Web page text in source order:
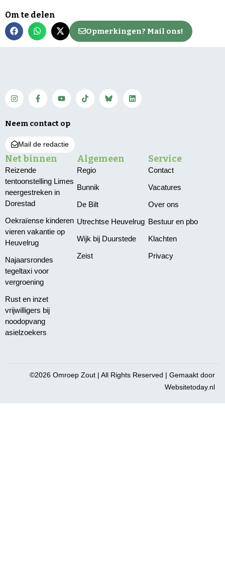
Om te delen
Opmerkingen? Mail ons!
Neem contact op
Mail de redactie
Net binnen
Reizende
tentoonstelling Limes
neergestreken in
Dorestad
Oekraïense kinderen
vieren vakantie op
Heuvelrug
Najaarsrondes
tegeltaxi voor
vergroening
Rust en inzet
vrijwilligers bij
noodopvang
asielzoekers
Algemeen
Regio
Bunnik
De Bilt
Utrechtse Heuvelrug
Wijk bij Duurstede
Zeist
Service
Contact
Vacatures
Over ons
Bestuur en pbo
Klachten
Privacy
©2026 Omroep Zout | All Rights Reserved | Gemaakt door
Websitetoday.nl